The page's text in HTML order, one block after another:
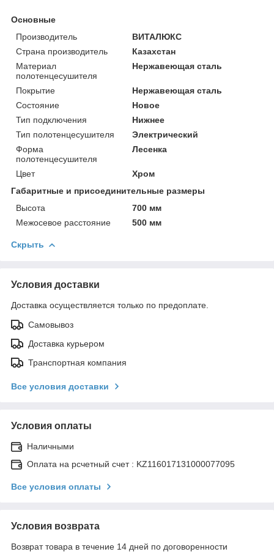
Основные
Производитель
ВИТАЛЮКС
Страна производитель
Казахстан
Материал
полотенцесушителя
Нержавеющая сталь
Покрытие
Нержавеющая сталь
Состояние
Новое
Тип подключения
Нижнее
Тип полотенцесушителя
Электрический
Форма
полотенцесушителя
Лесенка
Цвет
Хром
Габаритные и присоединительные размеры
Высота
700 мм
Межосевое расстояние
500 мм
Скрыть
Условия доставки
Доставка осуществляется только по предоплате.
Самовывоз
Доставка курьером
Транспортная компания
Все условия доставки
Условия оплаты
Наличными
Оплата на рсчетный счет : KZ116017131000077095
Все условия оплаты
Условия возврата
Возврат товара в течение 14 дней по договоренности